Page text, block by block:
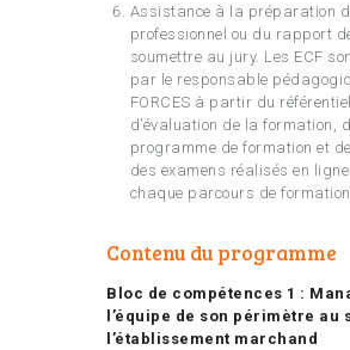
Assistance à la préparation
professionnel ou du rapport
soumettre au jury. Les ECF
par le responsable
FORCES à partir du référentiel
d’évaluation de la formation,
programme de formation et
des examens réalisés en
chaque parcours de formation.
Contenu du programme
Bloc de compétences 1 :
l’équipe de son périmètre au
l’établissement marchand